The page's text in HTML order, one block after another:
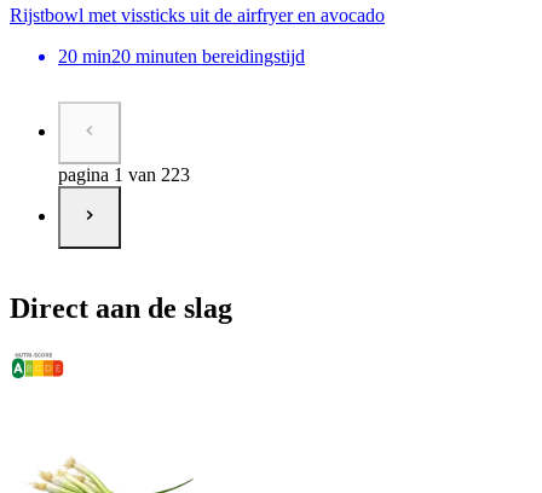
Rijstbowl met vissticks uit de airfryer en avocado
20 min20 minuten bereidingstijd
pagina 1 van 223
Direct aan de slag